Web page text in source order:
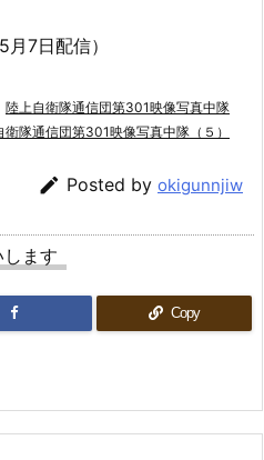
7日配信）
陸上自衛隊通信団第301映像写真中隊
衛隊通信団第301映像写真中隊（５）
 Posted by okigunnjiw
ます
Copy